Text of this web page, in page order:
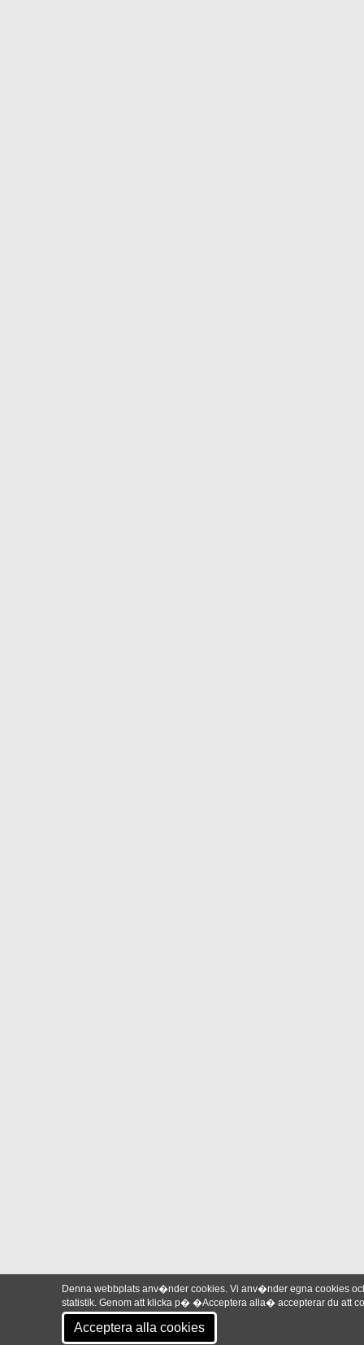
Denna webbplats anv�nder cookies. Vi anv�nder egna cookies
statistik. Genom att klicka p� �Acceptera alla� accepterar du att
Acceptera alla cookies